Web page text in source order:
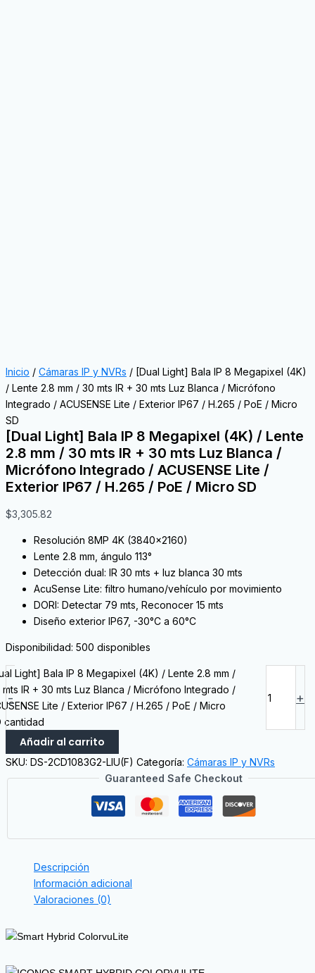
Inicio / Cámaras IP y NVRs / [Dual Light] Bala IP 8 Megapixel (4K)
/ Lente 2.8 mm / 30 mts IR + 30 mts Luz Blanca / Micrófono
Integrado / ACUSENSE Lite / Exterior IP67 / H.265 / PoE / Micro
SD
[Dual Light] Bala IP 8 Megapixel (4K) / Lente
2.8 mm / 30 mts IR + 30 mts Luz Blanca /
Micrófono Integrado / ACUSENSE Lite /
Exterior IP67 / H.265 / PoE / Micro SD
$3,305.82
Resolución 8MP 4K (3840×2160)
Lente 2.8 mm, ángulo 113°
Detección dual: IR 30 mts + luz blanca 30 mts
AcuSense Lite: filtro humano/vehículo por movimiento
DORI: Detectar 79 mts, Reconocer 15 mts
Diseño exterior IP67, -30°C a 60°C
Disponibilidad: 500 disponibles
-
Light] Bala IP 8 Megapixel (4K) / Lente 2.8 mm /
mts IR + 30 mts Luz Blanca / Micrófono Integrado /
Lite / Exterior IP67 / H.265 / PoE / Micro
cantidad
+
Añadir al carrito
SKU: DS-2CD1083G2-LIU(F) Categoría: Cámaras IP y NVRs
Guaranteed Safe Checkout
Descripción
Información adicional
Valoraciones (0)